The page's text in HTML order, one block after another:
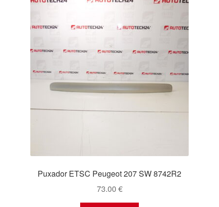
Puxador ETSC Peugeot 207 SW 8742R2
73.00 €